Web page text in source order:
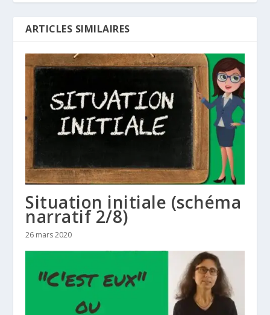
ARTICLES SIMILAIRES
Situation initiale (schéma
narratif 2/8)
26 mars 2020